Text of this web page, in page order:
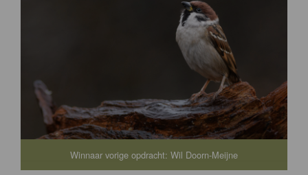
Winnaar vorige opdracht: Wil Doorn-Meijne